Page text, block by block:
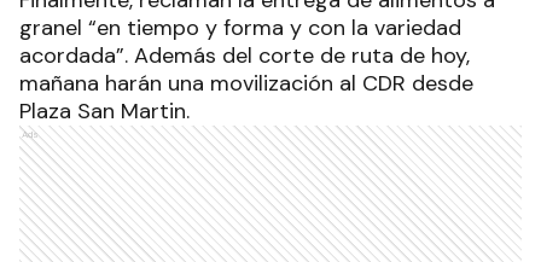
granel “en tiempo y forma y con la variedad
acordada”. Además del corte de ruta de hoy,
mañana harán una movilización al CDR desde
Plaza San Martin.
Ads